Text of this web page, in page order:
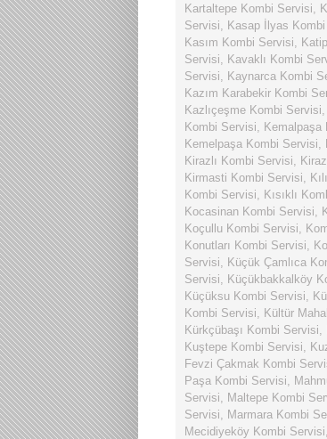
Kartaltepe Kombi Servisi,
Servisi, Kasap İlyas
Kasım Kombi Servisi,
Servisi, Kavaklı Kombi
Servisi, Kaynarca Kombi
Kazım Karabekir Kombi
Kazlıçeşme Kombi Servisi,
Kombi Servisi, Kemalpaşa
Kemelpaşa Kombi Servisi,
Kirazlı Kombi Servisi,
Kirmasti Kombi Servisi,
Kombi Servisi, Kısıklı
Kocasinan Kombi Servisi,
Koçullu Kombi Servisi,
Konutları Kombi Servisi,
Servisi, Küçük Çamlıca
Servisi, Küçükbakkalköy
Küçüksu Kombi Servisi,
Kombi Servisi, Kültür
Kürkçübaşı Kombi Servisi,
Kuştepe Kombi Servisi,
Fevzi Çakmak Kombi
Paşa Kombi Servisi,
Servisi, Maltepe Kombi
Servisi, Marmara Kombi
Mecidiyeköy Kombi Servisi,